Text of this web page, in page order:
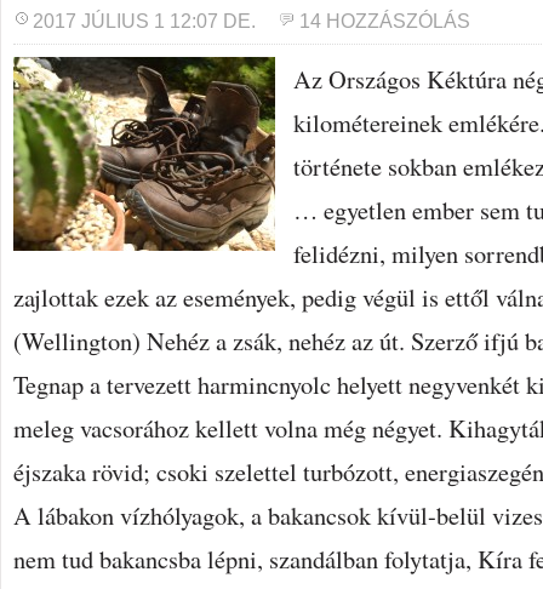
2017 JÚLIUS 1 12:07 DE. 14 HOZZÁSZÓLÁS
Az Országos Kéktúra
kilométereinek
története sokban
… egyetlen ember sem
felidézni, milyen
zajlottak ezek az események, pedig végül is ettől
(Wellington) Nehéz a zsák, nehéz az út. Szerző ifjú
Tegnap a tervezett harmincnyolc helyett negyvenkét
meleg vacsorához kellett volna még négyet.
éjszaka rövid; csoki szelettel turbózott,
A lábakon vízhólyagok, a bakancsok kívül-belül
nem tud bakancsba lépni, szandálban folytatja, Kíra